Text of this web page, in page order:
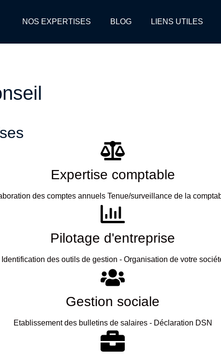
NOS EXPERTISES BLOG LIENS UTILES
Expertise comptable
des comptes annuels Tenue/surveillance de la
Pilotage d'entreprise
Identification des outils de gestion - Organisation de votre
Gestion sociale
Etablissement des bulletins de salaires - Déclaration DSN